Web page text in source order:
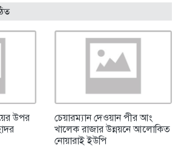
উপর
চেয়ারম্যান দেওয়ান পীর আং
খালেক রাজার উন্নয়নে আলোকিত
নোয়ারাই ইউপি